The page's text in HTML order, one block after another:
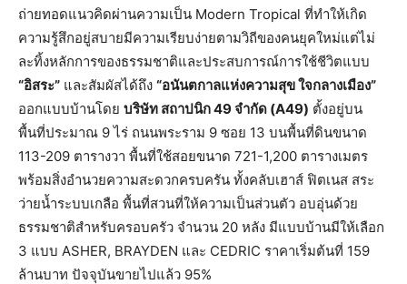
ถ่ายทอดแนวคิดผ่านความเป็น Modern Tropical ที่ทำให้เกิด
ความรู้สึกอยู่สบายมีความเรียบง่ายตามวิถีของคนยุคใหม่แต่ไม่
ละทิ้งหลักการของธรรมชาติและประสบการณ์การใช้ชีวิตแบบ
“อิสระ” และสัมผัสได้ถึง “อนันตกาลแห่งความสุข ใจกลางเมือง”
ออกแบบบ้านโดย บริษัท สถาปนิก 49 จำกัด (A49) ตั้งอยู่บน
พื้นที่ประมาณ 9 ไร่ ถนนพระราม 9 ซอย 13 บนพื้นที่ดินขนาด
113-209 ตารางวา พื้นที่ใช้สอยขนาด 721-1,200 ตารางเมตร
พร้อมสิ่งอำนวยความสะดวกครบครัน ทั้งคลับเฮาส์ ฟิตเนส สระ
ว่ายน้ำระบบเกลือ พื้นที่สวนที่ให้ความเป็นส่วนตัว อบอุ่นด้วย
ธรรมชาติสำหรับครอบครัว จำนวน 20 หลัง มีแบบบ้านมีให้เลือก
3 แบบ ASHER, BRAYDEN และ CEDRIC ราคาเริ่มต้นที่ 159
ล้านบาท ปัจจุบันขายไปแล้ว 95%